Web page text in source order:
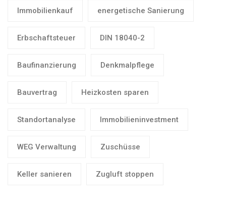
Immobilienkauf energetische Sanierung
Erbschaftsteuer DIN 18040-2
Baufinanzierung Denkmalpflege
Bauvertrag Heizkosten sparen
Standortanalyse Immobilieninvestment
WEG Verwaltung Zuschüsse
Keller sanieren Zugluft stoppen